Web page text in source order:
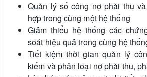
Quản lý số công nợ phải thu
hợp trong cùng một hệ thống
Giảm thiểu hệ thống các
soát hiệu quả trong cùng hệ
Tiết kiệm thời gian quản lý
kiếm và phân loại nợ phải thu,